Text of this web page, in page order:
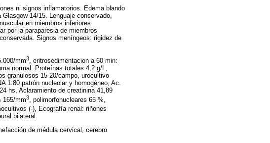
ni signos inflamatorios. Edema blando
14/15. Lenguaje conservado,
en miembros inferiores
por la paraparesia de miembros
Signos meníngeos: rigidez de
mm3, eritrosedimentacion a 60 min:
normal. Proteínas totales 4,2 g/L,
granulosos 15-20/campo, urocultivo
1:80 patrón nucleolar y homogéneo, Ac.
hs, Aclaramiento de creatinina 41,89
165/mm3
, polimorfonucleares 65 %,
(-), Ecografía renal: riñones
bilateral.
de médula cervical, cerebro